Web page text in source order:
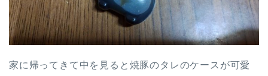
家に帰ってきて中を見ると焼豚のタレのケースが可愛